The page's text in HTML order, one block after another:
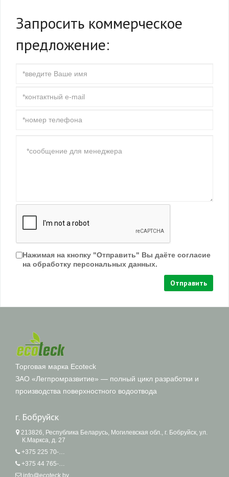
Запросить коммерческое
предложение:
Нажимая на кнопку "Отправить" Вы даёте согласие
на обработку персональных данных.
Отправить
Торговая марка Ecoteck
ЗАО «Легпромразвитие» — полный цикл разработки и
производства поверхностного водоотвода
г. Бобруйск
213826, Республика Беларусь, Могилевская обл., г. Бобруйск, ул.
К.Маркса, д. 27
+375 225 70-87-62
+375 44 765-05-62
info@ecoteck.by